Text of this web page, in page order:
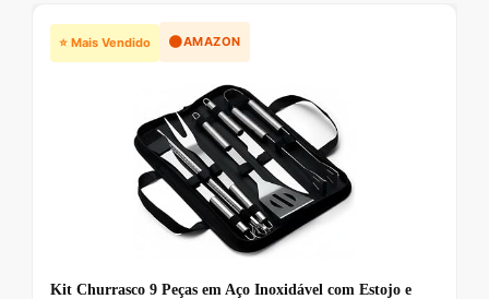
⭐ Mais Vendido 🟠AMAZON
Kit Churrasco 9 Peças em Aço Inoxidável com Estojo e